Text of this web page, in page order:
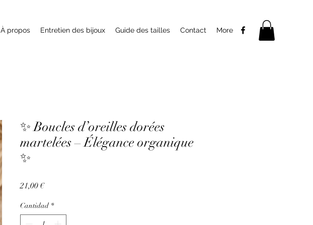
À propos Entretien des bijoux Guide des tailles Contact More
✨ Boucles d’oreilles dorées
martelées – Élégance organique
✨
21,00 €Precio
Cantidad *